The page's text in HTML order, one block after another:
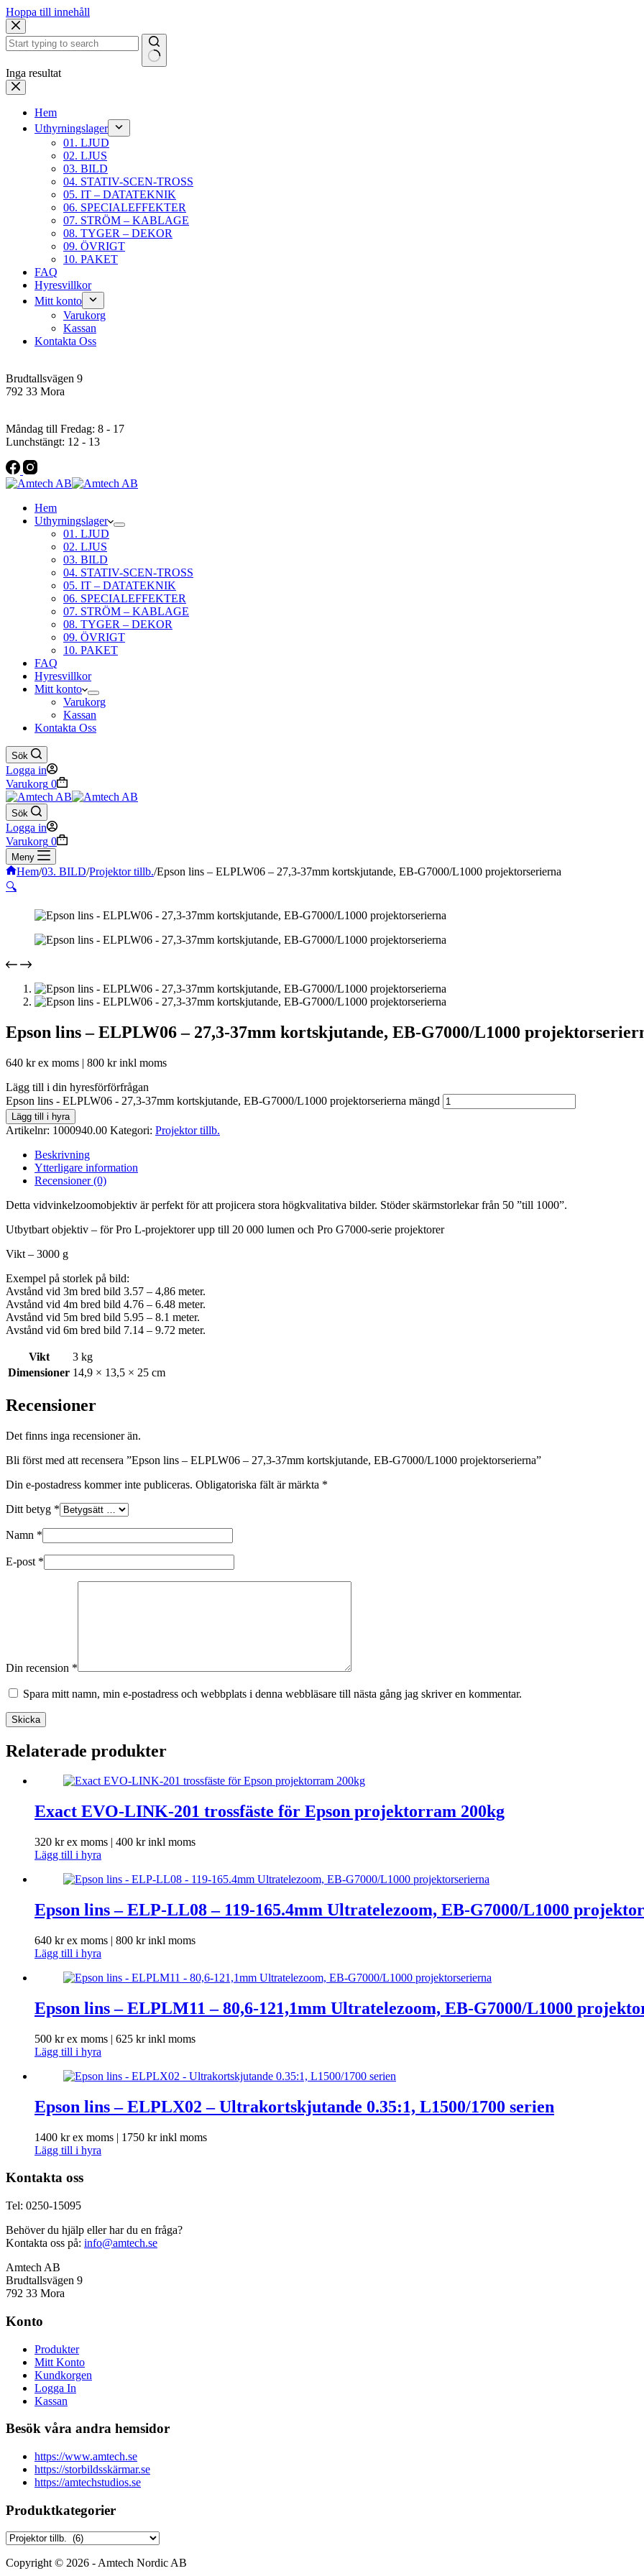
Hoppa till innehåll
Inga resultat
Hem
Uthyrningslager
01. LJUD
02. LJUS
03. BILD
04. STATIV-SCEN-TROSS
05. IT – DATATEKNIK
06. SPECIALEFFEKTER
07. STRÖM – KABLAGE
08. TYGER – DEKOR
09. ÖVRIGT
10. PAKET
FAQ
Hyresvillkor
Mitt konto
Varukorg
Kassan
Kontakta Oss
Brudtallsvägen 9
792 33 Mora
Måndag till Fredag: 8 - 17
Lunchstängt: 12 - 13
Hem
Uthyrningslager
01. LJUD
02. LJUS
03. BILD
04. STATIV-SCEN-TROSS
05. IT – DATATEKNIK
06. SPECIALEFFEKTER
07. STRÖM – KABLAGE
08. TYGER – DEKOR
09. ÖVRIGT
10. PAKET
FAQ
Hyresvillkor
Mitt konto
Varukorg
Kassan
Kontakta Oss
Sök
Logga in
Varukorg 0
Sök
Logga in
Varukorg 0
Meny
Hem/03. BILD/Projektor tillb./Epson lins – ELPLW06 – 27,3-37mm kortskjutande, EB-G7000/L1000 projektorserierna
🔍
Epson lins – ELPLW06 – 27,3-37mm kortskjutande, EB-G7000/L1000
640 krex moms | 800 krinkl moms
Lägg till i din hyresförförfrågan
Epson lins - ELPLW06 - 27,3-37mm kortskjutande, EB-G7000/L1000 projektorserierna mängd
Lägg till i hyra
Artikelnr: 1000940.00 Kategori: Projektor tillb.
Beskrivning
Ytterligare information
Recensioner (0)
Detta vidvinkelzoomobjektiv är perfekt för att projicera stora högkvalitativa bilder. Stöder skärmstorlekar från 50 ”till 1000”.
Utbytbart objektiv – för Pro L-projektorer upp till 20 000 lumen och Pro G7000-serie projektorer
Vikt – 3000 g
Exempel på storlek på bild:
Avstånd vid 3m bred bild 3.57 – 4,86 meter.
Avstånd vid 4m bred bild 4.76 – 6.48 meter.
Avstånd vid 5m bred bild 5.95 – 8.1 meter.
Avstånd vid 6m bred bild 7.14 – 9.72 meter.
Vikt
3 kg
Dimensioner 14,9 × 13,5 × 25 cm
Recensioner
Det finns inga recensioner än.
Bli först med att recensera ”Epson lins – ELPLW06 – 27,3-37mm kortskjutande, EB-G7000/L1000 projektorserierna”
Din e-postadress kommer inte publiceras. Obligatoriska fält är märkta *
Ditt betyg *
Namn *
E-post *
Din recension *
Spara mitt namn, min e-postadress och webbplats i denna webbläsare till nästa gång jag skriver en kommentar.
Skicka
Relaterade produkter
Exact EVO-LINK-201 trossfäste för Epson projektorram 200kg
320 krex moms | 400 krinkl moms
Lägg till i hyra
Epson lins – ELP-LL08 – 119-165.4mm Ultratelezoom, EB-G7000/L1000
640 krex moms | 800 krinkl moms
Lägg till i hyra
Epson lins – ELPLM11 – 80,6-121,1mm Ultratelezoom, EB-G7000/L1000
500 krex moms | 625 krinkl moms
Lägg till i hyra
Epson lins – ELPLX02 – Ultrakortskjutande 0.35:1, L1500/1700 serien
1400 krex moms | 1750 krinkl moms
Lägg till i hyra
Kontakta oss
Tel: 0250-15095
Behöver du hjälp eller har du en fråga?
Kontakta oss på: info@amtech.se
Amtech AB
Brudtallsvägen 9
792 33 Mora
Konto
Produkter
Mitt Konto
Kundkorgen
Logga In
Kassan
Besök våra andra hemsidor
https://www.amtech.se
https://storbildsskärmar.se
https://amtechstudios.se
Produktkategorier
Copyright © 2026 - Amtech Nordic AB